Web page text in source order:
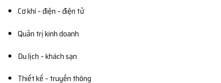
Cơ khí – điện – điện tử
Quản trị kinh doanh
Du lịch – khách sạn
Thiết kế – truyền thông